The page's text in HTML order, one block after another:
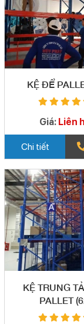
KỆ ĐỂ
Giá: Liên
Chi tiết
KỆ TRUNG
PALLET